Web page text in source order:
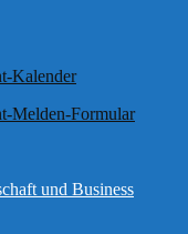
Kalender
Melden-Formular
und Business